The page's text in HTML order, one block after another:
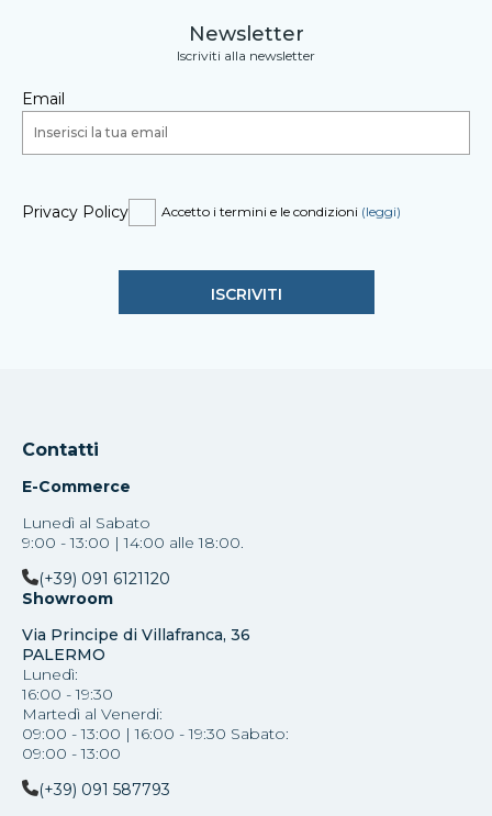
Newsletter
Iscriviti alla newsletter
Email
Privacy Policy Accetto i termini e le condizioni (leggi)
Contatti
E-Commerce
Lunedì al Sabato
9:00 - 13:00 | 14:00 alle 18:00.
(+39) 091 6121120
Showroom
Via Principe di Villafranca, 36
PALERMO
Lunedì:
16:00 - 19:30
Martedì al Venerdi:
09:00 - 13:00 | 16:00 - 19:30 Sabato:
09:00 - 13:00
(+39) 091 587793